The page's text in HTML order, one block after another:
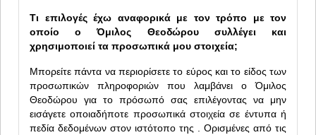
Τι επιλογές έχω αναφορικά με τον τρόπο με τον
οποίο ο Όμιλος Θεοδώρου συλλέγει και
χρησιμοποιεί τα προσωπικά μου στοιχεία;
Μπορείτε πάντα να περιορίσετε το εύρος και το είδος των
προσωπικών πληροφοριών που λαμβάνει ο Όμιλος
Θεοδώρου για το πρόσωπό σας επιλέγοντας να μην
εισάγετε οποιαδήποτε προσωπικά στοιχεία σε έντυπα ή
πεδία δεδομένων στον ιστότοπο της . Ορισμένες από τις